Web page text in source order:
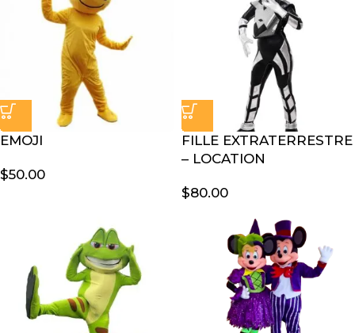
EMOJI
$50.00
FILLE EXTRATERRESTRE
– LOCATION
$80.00